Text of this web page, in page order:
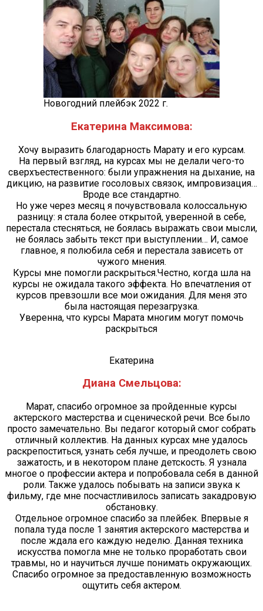
Новогодний плейбэк 2022 г.
Екатерина Максимова:
Хочу выразить благодарность Марату и его курсам.
На первый взгляд, на курсах мы не делали чего-то
сверхъестественного: были упражнения на дыхание, на
дикцию, на развитие госоловых связок, импровизация…
Вроде все стандартно.
Но уже через месяц я почувствовала колоссальную
разницу: я стала более открытой, уверенной в себе,
перестала стесняться, не боялась выражать свои мысли,
не боялась забыть текст при выступлении… И, самое
главное, я полюбила себя и перестала зависеть от
чужого мнения.
Курсы мне помогли раскрыться.Честно, когда шла на
курсы не ожидала такого эффекта. Но впечатления от
курсов превзошли все мои ожидания. Для меня это
была настоящая перезагрузка.
Уверенна, что курсы Марата многим могут помочь
раскрыться
Екатерина
Диана Смельцова:
Марат, спасибо огромное за пройденные курсы
актерского мастерства и сценической речи. Все было
просто замечательно. Вы педагог который смог собрать
отличный коллектив. На данных курсах мне удалось
раскрепоститься, узнать себя лучше, и преодолеть свою
зажатость, и в некотором плане детскость. Я узнала
многое о профессии актера и попробовала себя в данной
роли. Также удалось побывать на записи звука к
фильму, где мне посчастливилось записать закадровую
обстановку.
Отдельное огромное спасибо за плейбек. Впервые я
попала туда после 1 занятия актерского мастерства и
после ждала его каждую неделю. Данная техника
искусства помогла мне не только проработать свои
травмы, но и научиться лучше понимать окружающих.
Спасибо огромное за предоставленную возможность
ощутить себя актером.